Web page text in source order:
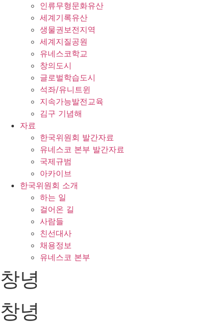
인류무형문화유산
세계기록유산
생물권보전지역
세계지질공원
유네스코학교
창의도시
글로벌학습도시
석좌/유니트윈
지속가능발전교육
김구 기념해
자료
한국위원회 발간자료
유네스코 본부 발간자료
국제규범
아카이브
한국위원회 소개
하는 일
걸어온 길
사람들
친선대사
채용정보
유네스코 본부
창녕
창녕